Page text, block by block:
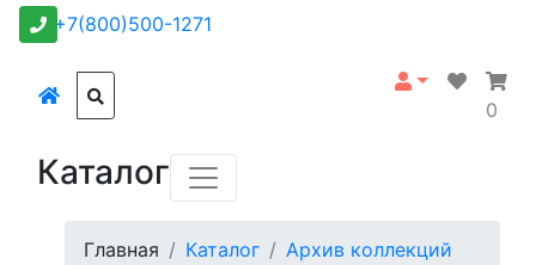
+7(800)500-1271
0
Каталог
Главная Каталог
Архив коллекций